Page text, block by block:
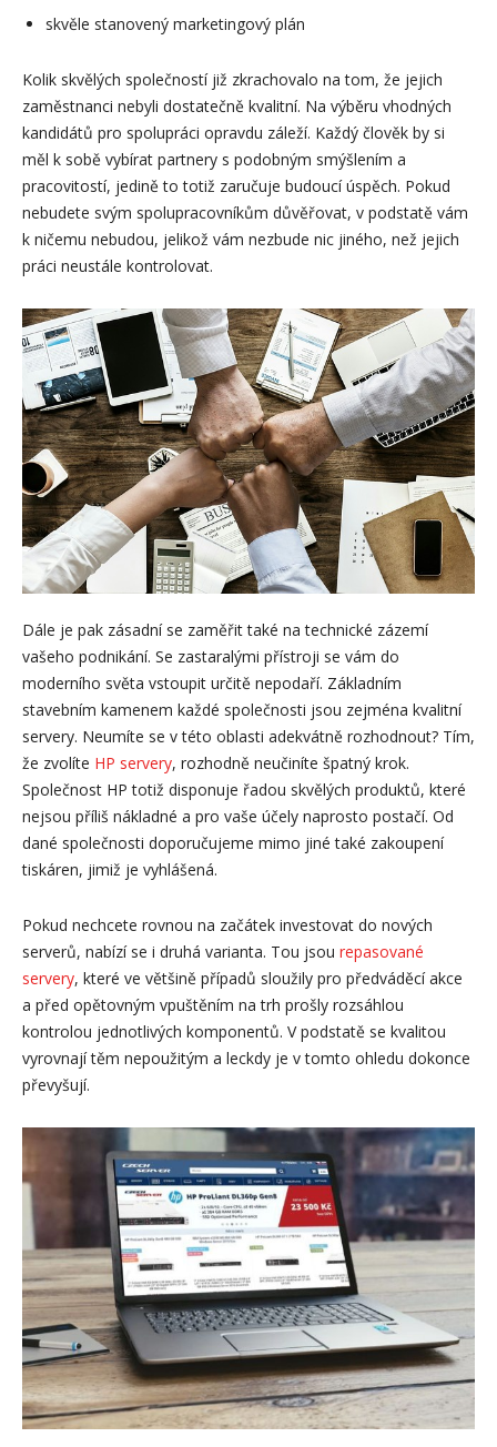
skvěle stanovený marketingový plán
Kolik skvělých společností již zkrachovalo na tom, že jejich
zaměstnanci nebyli dostatečně kvalitní. Na výběru vhodných
kandidátů pro spolupráci opravdu záleží. Každý člověk by si
měl k sobě vybírat partnery s podobným smýšlením a
pracovitostí, jedině to totiž zaručuje budoucí úspěch. Pokud
nebudete svým spolupracovníkům důvěřovat, v podstatě vám
k ničemu nebudou, jelikož vám nezbude nic jiného, než jejich
práci neustále kontrolovat.
Dále je pak zásadní se zaměřit také na technické zázemí
vašeho podnikání. Se zastaralými přístroji se vám do
moderního světa vstoupit určitě nepodaří. Základním
stavebním kamenem každé společnosti jsou zejména kvalitní
servery. Neumíte se v této oblasti adekvátně rozhodnout? Tím,
že zvolíte HP servery, rozhodně neučiníte špatný krok.
Společnost HP totiž disponuje řadou skvělých produktů, které
nejsou příliš nákladné a pro vaše účely naprosto postačí. Od
dané společnosti doporučujeme mimo jiné také zakoupení
tiskáren, jimiž je vyhlášená.
Pokud nechcete rovnou na začátek investovat do nových
serverů, nabízí se i druhá varianta. Tou jsou repasované
servery, které ve většině případů sloužily pro předváděcí akce
a před opětovným vpuštěním na trh prošly rozsáhlou
kontrolou jednotlivých komponentů. V podstatě se kvalitou
vyrovnají těm nepoužitým a leckdy je v tomto ohledu dokonce
převyšují.